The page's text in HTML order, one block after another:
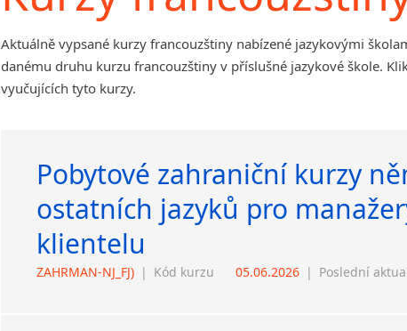
Aktuálně vypsané kurzy francouzštiny nabízené jazykovými
danému druhu kurzu francouzštiny v příslušné jazykové škole.
vyučujících tyto kurzy.
Pobytové zahraniční kurzy
ostatních jazyků pro
klientelu
ZAHRMAN-NJ_FJ) | Kód kurzu 05.06.2026 | Poslední